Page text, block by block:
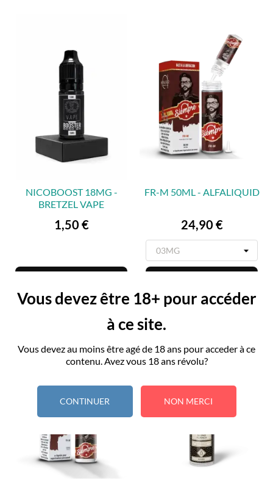
Vous devez être 18+ pour accéder
à ce site.
Vous devez au moins être agé de 18 ans pour acceder à ce
contenu. Avez vous 18 ans révolu?
CONTINUER NON MERCI
NICOBOOST 18MG -
BRETZEL VAPE
Prix
1,50 €
FR-M 50ML - ALFALIQUID
Prix
24,90 €